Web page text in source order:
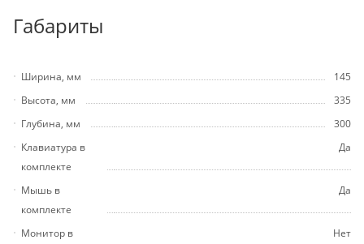
Габариты
Ширина, мм
145
Высота, мм
335
Глубина, мм
300
Клавиатура в
комплекте
Да
Мышь в
комплекте
Да
Монитор в
Нет